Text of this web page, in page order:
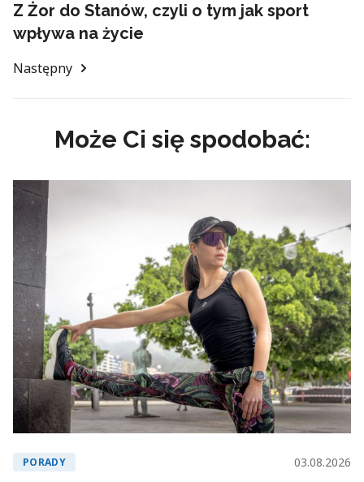
Z Żor do Stanów, czyli o tym jak sport
wpływa na życie
Następny
Może Ci się spodobać:
PORADY 03.08.2026